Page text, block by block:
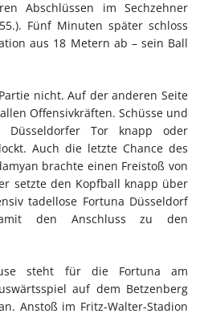
Abschlüssen im Sechzehner
Fünf Minuten später schloss
aus 18 Metern ab – sein Ball
nicht. Auf der anderen Seite
Offensivkräften. Schüsse und
Düsseldorfer Tor knapp oder
Auch die letzte Chance des
brachte einen Freistoß von
setzte den Kopfball knapp über
tadellose Fortuna Düsseldorf
den Anschluss zu den
steht für die Fortuna am
auf dem Betzenberg
Anstoß im Fritz-Walter-Stadion